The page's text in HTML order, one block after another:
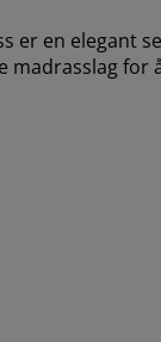
er en elegant
for